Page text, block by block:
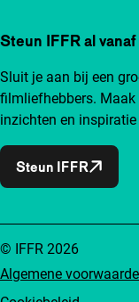
Steun IFFR al
Sluit je aan bij een
filmliefhebbers.
inzichten en
Steun IFFR
Algemene
© IFFR 2026